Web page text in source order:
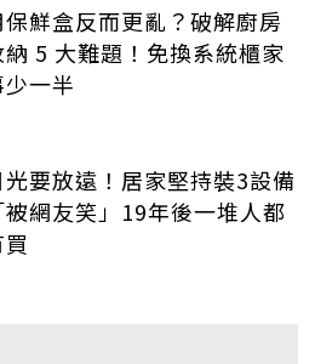
保鮮盒反而更亂？破解廚房
納 5 大難題！免換系統櫃家
一半
光要放遠！居家堅持裝3設備
被網友笑」19年後一堆人都